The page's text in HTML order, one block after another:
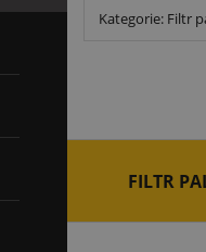
Kategorie: Filtr
FILTR